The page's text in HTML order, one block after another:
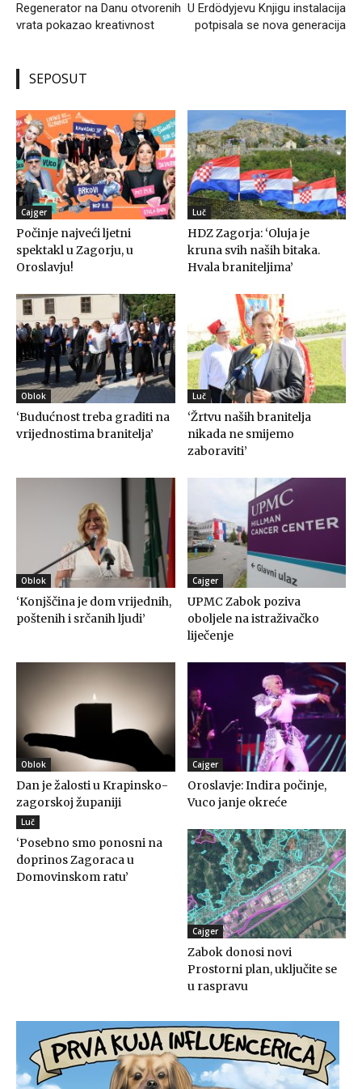
Regenerator na Danu otvorenih
vrata pokazao kreativnost
U Erdödyjevu Knjigu instalacija
potpisala se nova generacija
SEPOSUT
Cajger
Počinje najveći ljetni
spektakl u Zagorju, u
Oroslavju!
Luč
HDZ Zagorja: ‘Oluja je
kruna svih naših bitaka.
Hvala braniteljima’
Oblok
‘Budućnost treba graditi na
vrijednostima branitelja’
Luč
‘Žrtvu naših branitelja
nikada ne smijemo
zaboraviti’
Oblok
‘Konjščina je dom vrijednih,
poštenih i srčanih ljudi’
Cajger
UPMC Zabok poziva
oboljele na istraživačko
liječenje
Oblok
Dan je žalosti u Krapinsko-
zagorskoj županiji
Cajger
Oroslavje: Indira počinje,
Vuco janje okreće
Luč
‘Posebno smo ponosni na
doprinos Zagoraca u
Domovinskom ratu’
Cajger
Zabok donosi novi
Prostorni plan, uključite se
u raspravu